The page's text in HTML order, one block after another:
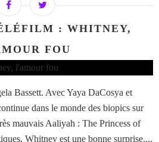
: WHITNEY,
FOU
Bassett. Avec Yaya DaCosya et
dans le monde des biopics sur
mauvais Aaliyah : The Princess of
Whitney est une bonne surprise....